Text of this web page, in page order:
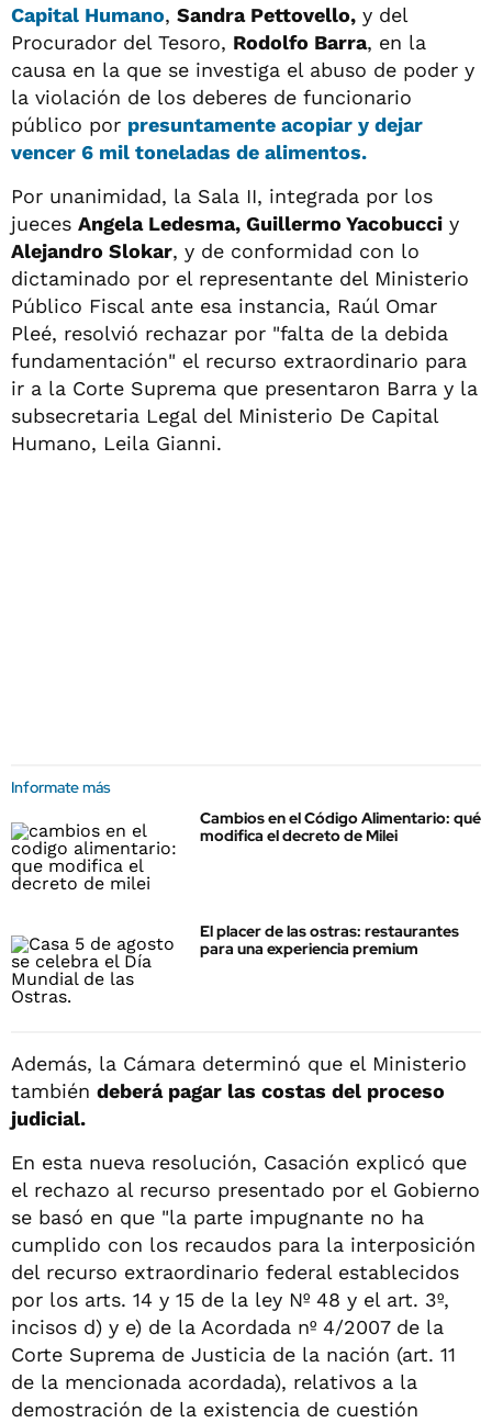
Capital Humano, Sandra Pettovello, y del
Procurador del Tesoro, Rodolfo Barra, en la
causa en la que se investiga el abuso de poder y
la violación de los deberes de funcionario
público por presuntamente acopiar y dejar
vencer 6 mil toneladas de alimentos.
Por unanimidad, la Sala II, integrada por los
jueces Angela Ledesma, Guillermo Yacobucci y
Alejandro Slokar, y de conformidad con lo
dictaminado por el representante del Ministerio
Público Fiscal ante esa instancia, Raúl Omar
Pleé, resolvió rechazar por "falta de la debida
fundamentación" el recurso extraordinario para
ir a la Corte Suprema que presentaron Barra y la
subsecretaria Legal del Ministerio De Capital
Humano, Leila Gianni.
Informate más
Cambios en el Código Alimentario: qué
modifica el decreto de Milei
El placer de las ostras: restaurantes
para una experiencia premium
Además, la Cámara determinó que el Ministerio
también deberá pagar las costas del proceso
judicial.
En esta nueva resolución, Casación explicó que
el rechazo al recurso presentado por el Gobierno
se basó en que "la parte impugnante no ha
cumplido con los recaudos para la interposición
del recurso extraordinario federal establecidos
por los arts. 14 y 15 de la ley Nº 48 y el art. 3º,
incisos d) y e) de la Acordada nº 4/2007 de la
Corte Suprema de Justicia de la nación (art. 11
de la mencionada acordada), relativos a la
demostración de la existencia de cuestión